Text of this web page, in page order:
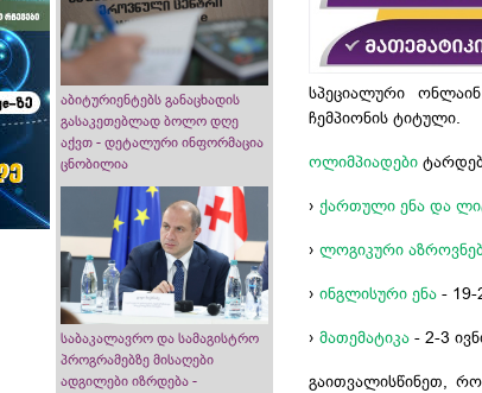
აბიტურიენტებს განაცხადის
გასაკეთებლად ბოლო დღე
აქვთ - დეტალური ინფორმაცია
ცნობილია
საბაკალავრო და სამაგისტრო
პროგრამებზე მისაღები
ადგილები იზრდება -
სპეციალური
ჩემპიონის ტიტული.
ოლიმპიადები
› ქართული ენა და
›ლოგიკური
›ინგლისური ენა - 19-
›მათემატიკა - 2-3
გაითვალისწინეთ,